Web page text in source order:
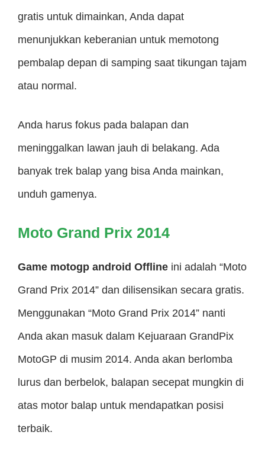
gratis untuk dimainkan, Anda dapat
menunjukkan keberanian untuk memotong
pembalap depan di samping saat tikungan tajam
atau normal.
Anda harus fokus pada balapan dan
meninggalkan lawan jauh di belakang. Ada
banyak trek balap yang bisa Anda mainkan,
unduh gamenya.
Moto Grand Prix 2014
Game motogp android Offline ini adalah “Moto
Grand Prix 2014” dan dilisensikan secara gratis.
Menggunakan “Moto Grand Prix 2014” nanti
Anda akan masuk dalam Kejuaraan GrandPix
MotoGP di musim 2014. Anda akan berlomba
lurus dan berbelok, balapan secepat mungkin di
atas motor balap untuk mendapatkan posisi
terbaik.